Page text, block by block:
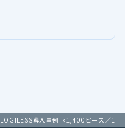
LOGILESS導入事例 1,400ピース／1h